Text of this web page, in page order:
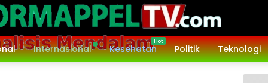
Internasional Kesehatan Politik Teknologi